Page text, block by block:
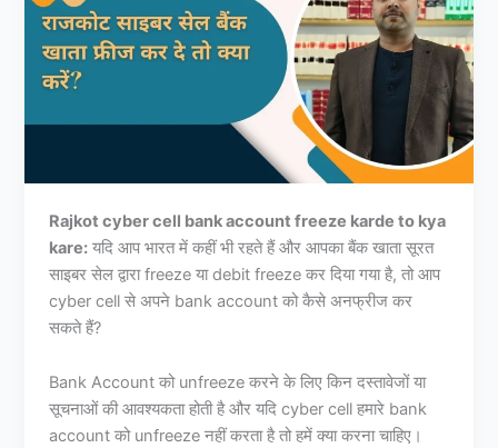
Rajkot cyber cell bank account freeze karde to kya
kare: यदि आप भारत में कहीं भी रहते हैं और आपका बैंक खाता सूरत
साइबर सेल द्वारा freeze या debit freeze कर दिया गया है, तो आप
cyber cell से अपने bank account को कैसे अनफ्रीज कर
सकते हैं?
Bank Account को unfreeze करने के लिए किन दस्तावेजों या
सूचनाओं की आवश्यकता होती है और यदि cyber cell हमारे bank
account को unfreeze नहीं करता है तो हमें क्या करना चाहिए।